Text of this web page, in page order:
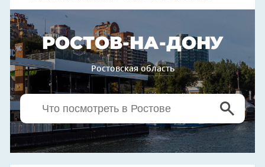
РОСТОВ-НА-ДОНУ
Ростовская область